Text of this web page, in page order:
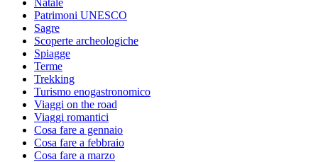
Patrimoni UNESCO
Sagre
Scoperte archeologiche
Spiagge
Terme
Trekking
Turismo enogastronomico
Viaggi on the road
Viaggi romantici
Cosa fare a gennaio
Cosa fare a febbraio
Cosa fare a marzo